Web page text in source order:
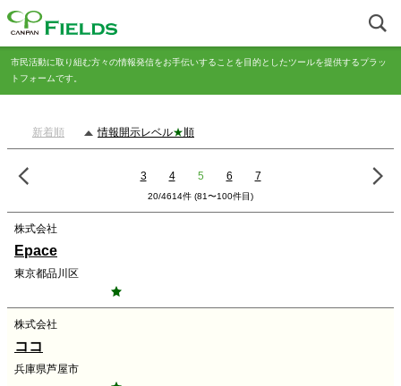
市民活動に取り組む方々の情報発信をお手伝いすることを目的としたツールを提供するプラッ
トフォームです。
新着順 情報開示レベル★ 順
3 4 5 6 7
20/4614件 (81〜100件目)
株式会社
Epace
東京都品川区
株式会社
ココ
兵庫県芦屋市